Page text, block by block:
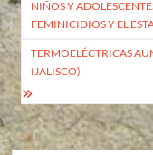
de
entradas
NIÑOS Y
FEMINICIDIOS Y EL
TERMOELÉCTRICAS
(JALISCO)